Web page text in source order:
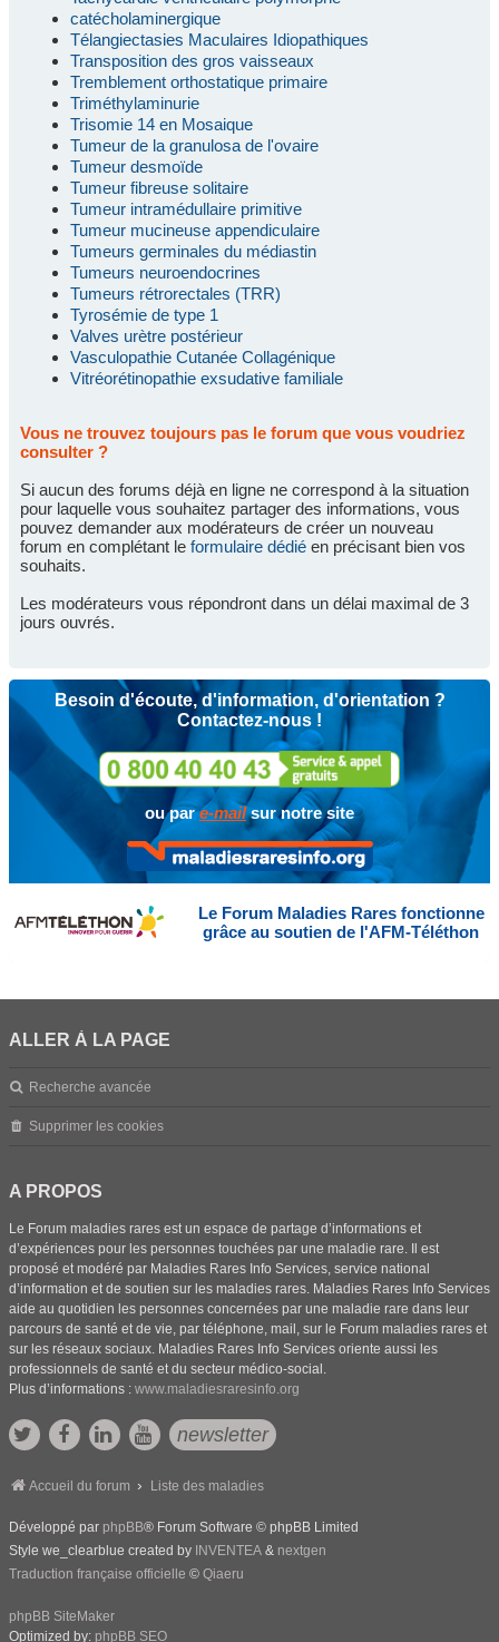
catécholaminergique
Télangiectasies Maculaires Idiopathiques
Transposition des gros vaisseaux
Tremblement orthostatique primaire
Triméthylaminurie
Trisomie 14 en Mosaique
Tumeur de la granulosa de l'ovaire
Tumeur desmoïde
Tumeur fibreuse solitaire
Tumeur intramédullaire primitive
Tumeur mucineuse appendiculaire
Tumeurs germinales du médiastin
Tumeurs neuroendocrines
Tumeurs rétrorectales (TRR)
Tyrosémie de type 1
Valves urètre postérieur
Vasculopathie Cutanée Collagénique
Vitréorétinopathie exsudative familiale
Vous ne trouvez toujours pas le forum que vous voudriez
consulter ?
Si aucun des forums déjà en ligne ne correspond à la situation
pour laquelle vous souhaitez partager des informations, vous
pouvez demander aux modérateurs de créer un nouveau
forum en complétant le formulaire dédié en précisant bien vos
souhaits.
Les modérateurs vous répondront dans un délai maximal de 3
jours ouvrés.
Besoin d'écoute, d'information, d'orientation ?
Contactez-nous !
ou pare-mailsur notre site
Le Forum Maladies Rares fonctionne
grâce au soutien de l'AFM-Téléthon
ALLER À LA PAGE
Recherche avancée
Supprimer les cookies
A PROPOS
Le Forum maladies rares est un espace de partage d’informations et
d’expériences pour les personnes touchées par une maladie rare. Il est
proposé et modéré par Maladies Rares Info Services, service national
d’information et de soutien sur les maladies rares. Maladies Rares Info Services
aide au quotidien les personnes concernées par une maladie rare dans leur
parcours de santé et de vie, par téléphone, mail, sur le Forum maladies rares et
sur les réseaux sociaux. Maladies Rares Info Services oriente aussi les
professionnels de santé et du secteur médico-social.
Plus d’informations : www.maladiesraresinfo.org
newsletter
Accueil du forum Liste des maladies
Développé par phpBB® Forum Software © phpBB Limited
Style we_clearblue created by INVENTEA & nextgen
Traduction française officielle © Qiaeru
phpBB SiteMaker
Optimized by: phpBB SEO